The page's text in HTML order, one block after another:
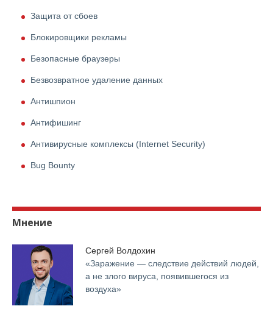
Защита от сбоев
Блокировщики рекламы
Безопасные браузеры
Безвозвратное удаление данных
Антишпион
Антифишинг
Антивирусные комплексы (Internet Security)
Bug Bounty
Мнение
Сергей Волдохин
«Заражение — следствие действий людей,
а не злого вируса, появившегося из
воздуха»